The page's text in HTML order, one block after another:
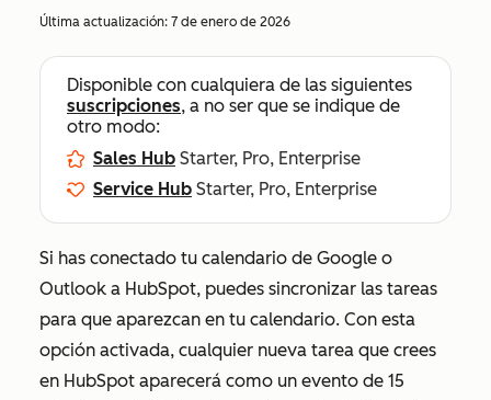
Última actualización: 7 de enero de 2026
Disponible con cualquiera de las siguientes
suscripciones, a no ser que se indique de
otro modo:
Sales Hub Starter, Pro, Enterprise
Service Hub Starter, Pro, Enterprise
Si has conectado tu calendario de Google o
Outlook a HubSpot, puedes sincronizar las tareas
para que aparezcan en tu calendario. Con esta
opción activada, cualquier nueva tarea que crees
en HubSpot aparecerá como un evento de 15